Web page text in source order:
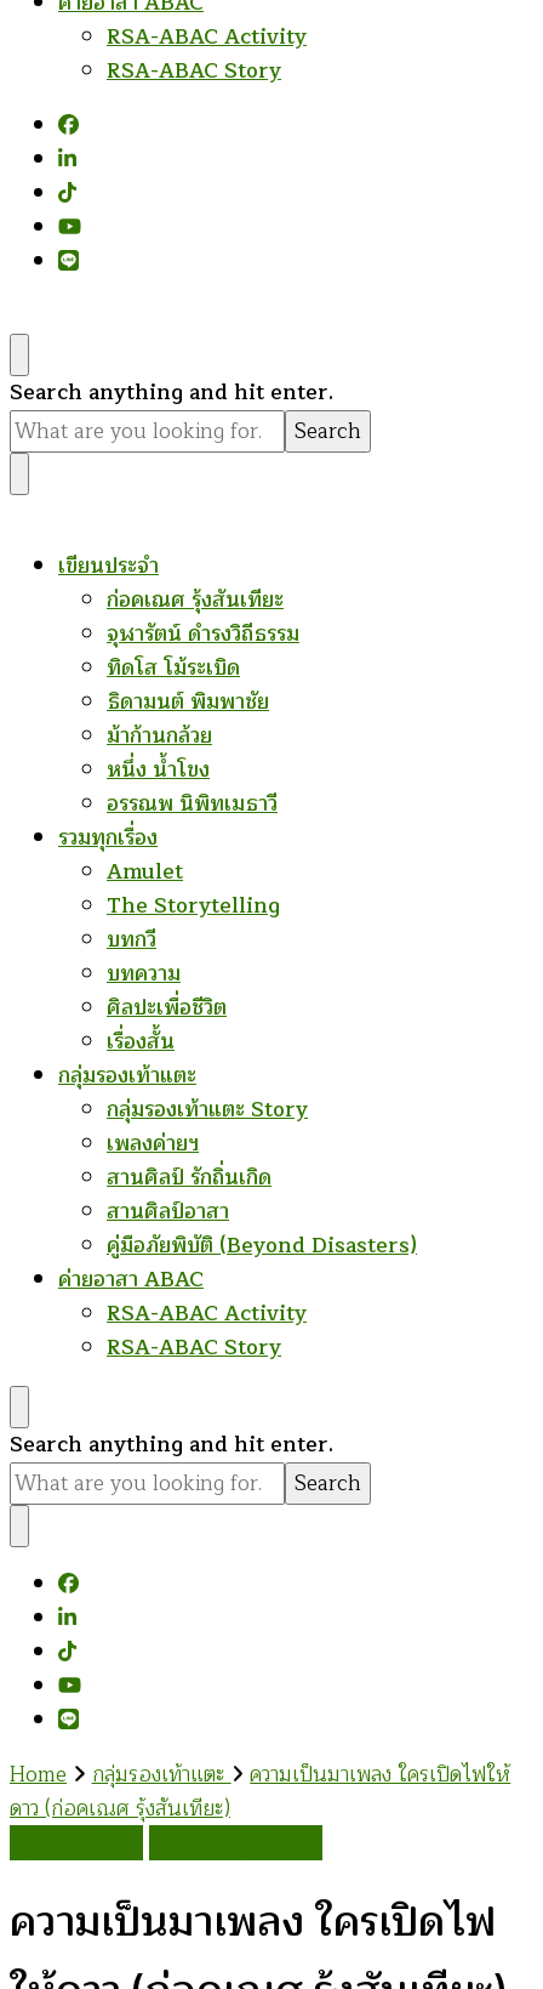
RSA-ABAC Activity
RSA-ABAC Story
Looking
for
Something?
Search anything and hit enter.
เขียนประจำ
ก่อคเณศ รุ้งสันเทียะ
จุฬารัตน์ ดำรงวิถีธรรม
ทิดโส โม้ระเบิด
ธิดามนต์ พิมพาชัย
ม้าก้านกล้วย
หนึ่ง น้ำโขง
อรรณพ นิพิทเมธาวี
รวมทุกเรื่อง
Amulet
The Storytelling
บทกวี
บทความ
ศิลปะเพื่อชีวิต
เรื่องสั้น
กลุ่มรองเท้าแตะ
กลุ่มรองเท้าแตะ Story
เพลงค่ายฯ
สานศิลป์ รักถิ่นเกิด
สานศิลป์อาสา
คู่มือภัยพิบัติ (Beyond Disasters)
ค่ายอาสา ABAC
RSA-ABAC Activity
RSA-ABAC Story
Looking
for
Something?
Search anything and hit enter.
Home กลุ่มรองเท้าแตะ ความเป็นมาเพลง ใครเปิดไฟให้
ดาว (ก่อคเณศ รุ้งสันเทียะ)
ความเป็นมาเพลง ใครเปิดไฟ